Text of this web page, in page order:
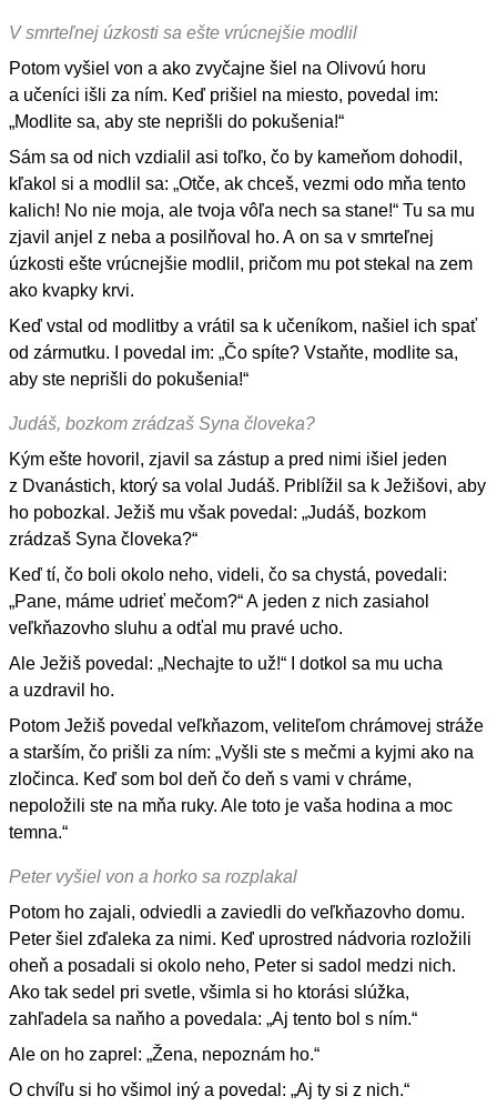
V smrteľnej úzkosti sa ešte vrúcnejšie modlil
Potom vyšiel von a ako zvyčajne šiel na Olivovú horu
a učeníci išli za ním. Keď prišiel na miesto, povedal im:
„Modlite sa, aby ste neprišli do pokušenia!“
Sám sa od nich vzdialil asi toľko, čo by kameňom dohodil,
kľakol si a modlil sa: „Otče, ak chceš, vezmi odo mňa tento
kalich! No nie moja, ale tvoja vôľa nech sa stane!“ Tu sa mu
zjavil anjel z neba a posilňoval ho. A on sa v smrteľnej
úzkosti ešte vrúcnejšie modlil, pričom mu pot stekal na zem
ako kvapky krvi.
Keď vstal od modlitby a vrátil sa k učeníkom, našiel ich spať
od zármutku. I povedal im: „Čo spíte? Vstaňte, modlite sa,
aby ste neprišli do pokušenia!“
Judáš, bozkom zrádzaš Syna človeka?
Kým ešte hovoril, zjavil sa zástup a pred nimi išiel jeden
z Dvanástich, ktorý sa volal Judáš. Priblížil sa k Ježišovi, aby
ho pobozkal. Ježiš mu však povedal: „Judáš, bozkom
zrádzaš Syna človeka?“
Keď tí, čo boli okolo neho, videli, čo sa chystá, povedali:
„Pane, máme udrieť mečom?“ A jeden z nich zasiahol
veľkňazovho sluhu a odťal mu pravé ucho.
Ale Ježiš povedal: „Nechajte to už!“ I dotkol sa mu ucha
a uzdravil ho.
Potom Ježiš povedal veľkňazom, veliteľom chrámovej stráže
a starším, čo prišli za ním: „Vyšli ste s mečmi a kyjmi ako na
zločinca. Keď som bol deň čo deň s vami v chráme,
nepoložili ste na mňa ruky. Ale toto je vaša hodina a moc
temna.“
Peter vyšiel von a horko sa rozplakal
Potom ho zajali, odviedli a zaviedli do veľkňazovho domu.
Peter šiel zďaleka za nimi. Keď uprostred nádvoria rozložili
oheň a posadali si okolo neho, Peter si sadol medzi nich.
Ako tak sedel pri svetle, všimla si ho ktorási slúžka,
zahľadela sa naňho a povedala: „Aj tento bol s ním.“
Ale on ho zaprel: „Žena, nepoznám ho.“
O chvíľu si ho všimol iný a povedal: „Aj ty si z nich.“